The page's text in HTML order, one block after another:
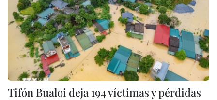
Tifón Bualoi deja 194 víctimas y pérdidas